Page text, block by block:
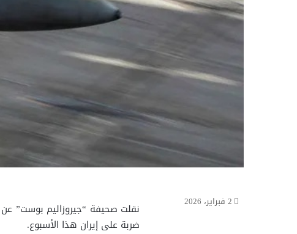
نقلت صحيفة “جيروزاليم بوست”
ضربة على إيران هذا الأسبوع.
2 فبراير، 2026